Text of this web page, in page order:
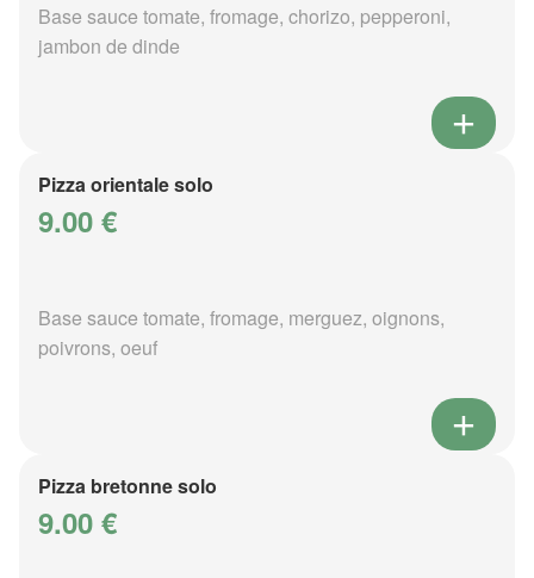
Base sauce tomate, fromage, chorizo, pepperoni,
jambon de dinde
Pizza orientale solo
9.00 €
Base sauce tomate, fromage, merguez, oignons,
poivrons, oeuf
Pizza bretonne solo
9.00 €